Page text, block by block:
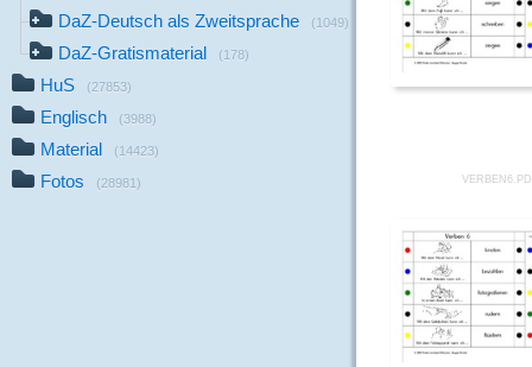
DaZ-Deutsch als Zweitsprache (1049)
DaZ-Gratismaterial (178)
HuS (27853)
Englisch (3988)
Material (14423)
Fotos (28981)